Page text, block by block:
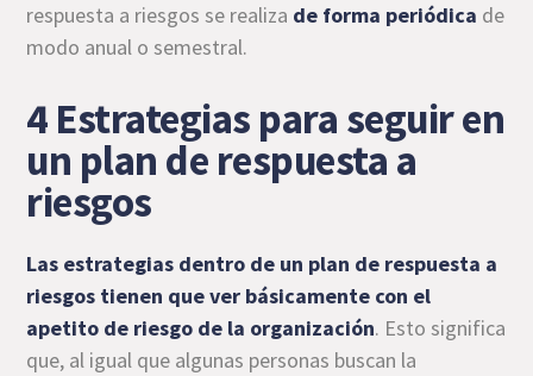
respuesta a riesgos se realiza de forma periódica de
modo anual o semestral.
4 Estrategias para seguir en
un plan de respuesta a
riesgos
Las estrategias dentro de un plan de respuesta a
riesgos tienen que ver básicamente con el
apetito de riesgo de la organización. Esto significa
que, al igual que algunas personas buscan la